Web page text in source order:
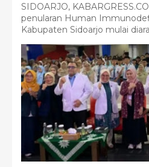
SIDOARJO,
penularan Human
Kabupaten Sidoarjo mulai